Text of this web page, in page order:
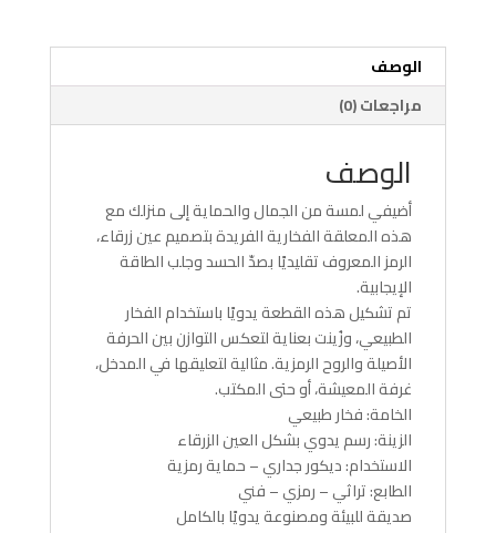
الوصف
مراجعات (0)
الوصف
أضيفي لمسة من الجمال والحماية إلى منزلك مع
هذه المعلقة الفخارية الفريدة بتصميم عين زرقاء،
الرمز المعروف تقليديًا بصدّ الحسد وجلب الطاقة
الإيجابية.
تم تشكيل هذه القطعة يدويًا باستخدام الفخار
الطبيعي، وزُينت بعناية لتعكس التوازن بين الحرفة
الأصيلة والروح الرمزية. مثالية لتعليقها في المدخل،
غرفة المعيشة، أو حتى المكتب.
الخامة: فخار طبيعي
الزينة: رسم يدوي بشكل العين الزرقاء
الاستخدام: ديكور جداري – حماية رمزية
الطابع: تراثي – رمزي – فني
صديقة للبيئة ومصنوعة يدويًا بالكامل